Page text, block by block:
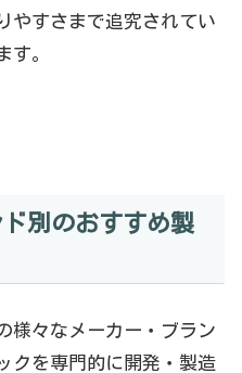
やすさまで追究されてい
す。
別のおすすめ製
様々なメーカー・ブラン
クを専門的に開発・製造